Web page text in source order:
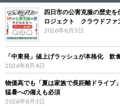
四日市の公害克服の歴史
ロジェクト クラウドファ
2026年8月5日
「中東発」値上げラッシュが本格化 飲
2026年8月4日
物価高でも「夏は家族で長距離ドライ
猛暑への備えも必須
2026年8月3日